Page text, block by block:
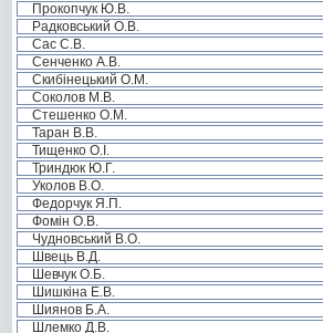
Прокопчук Ю.В.
Радковський О.В.
Сас С.В.
Сенченко А.В.
Скибінецький О.М.
Соколов М.В.
Стешенко О.М.
Таран В.В.
Тищенко О.І.
Триндюк Ю.Г.
Уколов В.О.
Федорчук Я.П.
Фомін О.В.
Чудновський В.О.
Швець В.Д.
Шевчук О.Б.
Шишкіна Е.В.
Шиянов Б.А.
Шлемко Д.В.